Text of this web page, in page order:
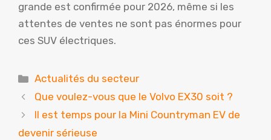
grande est confirmée pour 2026, même si les
attentes de ventes ne sont pas énormes pour
ces SUV électriques.
Catégories
Actualités du secteur
Que voulez-vous que le Volvo EX30 soit ?
Il est temps pour la Mini Countryman EV de
devenir sérieuse